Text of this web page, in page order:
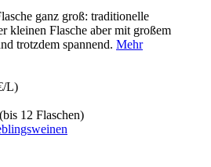
ganz groß: traditionelle
kleinen Flasche aber mit großem
trotzdem spannend. Mehr
L)
(bis 12 Flaschen)